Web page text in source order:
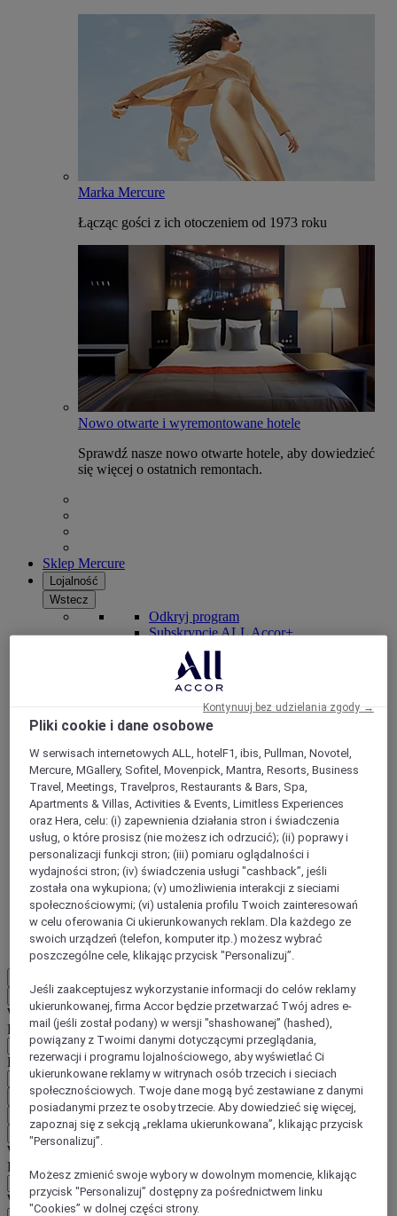
Marka Mercure
Łącząc gości z ich otoczeniem od 1973 roku
Nowo otwarte i wyremontowane hotele
Sprawdź nasze nowo otwarte hotele, aby dowiedzieć
się więcej o ostatnich remontach.
Sklep Mercure
Lojalność
Wstecz
Odkryj program
Subskrypcje ALL Accor+
ALL Accor+ Voyager
15% znizki przez cały ro
k na pobyty w ponad 30
markach
DOŁĄCZ TERAZ
Więcej
Wstecz
Wybierz kraj i język poniżej
Region
Kraj/region-język
Potwierdź kraj i język
EUR
(€)
Wstecz
Wybierz walutę poniżej
Region
Waluta
Pliki cookie i dane osobowe
W serwisach internetowych ALL, hotelF1, ibis, Pullman, Novotel,
Mercure, MGallery, Sofitel, Movenpick, Mantra, Resorts, Business
Travel, Meetings, Travelpros, Restaurants & Bars, Spa,
Apartments & Villas, Activities & Events, Limitless Experiences
oraz Hera, celu: (i) zapewnienia działania stron i świadczenia
usług, o które prosisz (nie możesz ich odrzucić); (ii) poprawy i
personalizacji funkcji stron; (iii) pomiaru oglądalności i
wydajności stron; (iv) świadczenia usługi "cashback”, jeśli
została ona wykupiona; (v) umożliwienia interakcji z sieciami
społecznościowymi; (vi) ustalenia profilu Twoich zainteresowań
w celu oferowania Ci ukierunkowanych reklam. Dla każdego ze
swoich urządzeń (telefon, komputer itp.) możesz wybrać
poszczególne cele, klikając przycisk "Personalizuj”.
Jeśli zaakceptujesz wykorzystanie informacji do celów reklamy
ukierunkowanej, firma Accor będzie przetwarzać Twój adres e-
mail (jeśli został podany) w wersji "shashowanej” (hashed),
powiązany z Twoimi danymi dotyczącymi przeglądania,
rezerwacji i programu lojalnościowego, aby wyświetlać Ci
ukierunkowane reklamy w witrynach osób trzecich i sieciach
społecznościowych. Twoje dane mogą być zestawiane z danymi
posiadanymi przez te osoby trzecie. Aby dowiedzieć się więcej,
zapoznaj się z sekcją „reklama ukierunkowana”, klikając przycisk
"Personalizuj”.
Możesz zmienić swoje wybory w dowolnym momencie, klikając
przycisk "Personalizuj” dostępny za pośrednictwem linku
"Cookies” w dolnej części strony.
Kontynuuj bez udzielania zgody →